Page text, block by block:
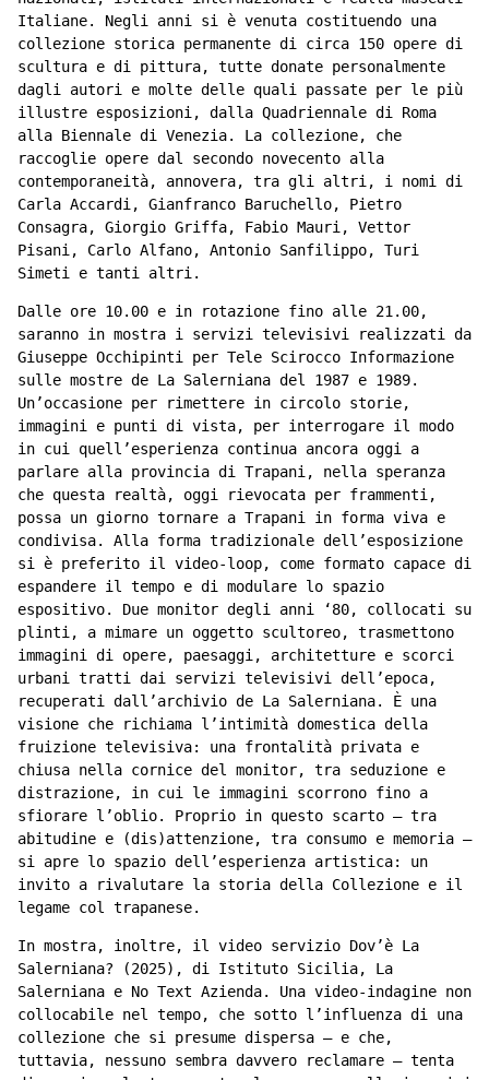
Italiane. Negli anni si è venuta costituendo una
collezione storica permanente di circa 150 opere di
scultura e di pittura, tutte donate personalmente
dagli autori e molte delle quali passate per le più
illustre esposizioni, dalla Quadriennale di Roma
alla Biennale di Venezia. La collezione, che
raccoglie opere dal secondo novecento alla
contemporaneità, annovera, tra gli altri, i nomi di
Carla Accardi, Gianfranco Baruchello, Pietro
Consagra, Giorgio Griffa, Fabio Mauri, Vettor
Pisani, Carlo Alfano, Antonio Sanfilippo, Turi
Simeti e tanti altri.
Dalle ore 10.00 e in rotazione fino alle 21.00,
saranno in mostra i servizi televisivi realizzati da
Giuseppe Occhipinti per Tele Scirocco Informazione
sulle mostre de La Salerniana del 1987 e 1989.
Un’occasione per rimettere in circolo storie,
immagini e punti di vista, per interrogare il modo
in cui quell’esperienza continua ancora oggi a
parlare alla provincia di Trapani, nella speranza
che questa realtà, oggi rievocata per frammenti,
possa un giorno tornare a Trapani in forma viva e
condivisa. Alla forma tradizionale dell’esposizione
si è preferito il video-loop, come formato capace di
espandere il tempo e di modulare lo spazio
espositivo. Due monitor degli anni ‘80, collocati su
plinti, a mimare un oggetto scultoreo, trasmettono
immagini di opere, paesaggi, architetture e scorci
urbani tratti dai servizi televisivi dell’epoca,
recuperati dall’archivio de La Salerniana. È una
visione che richiama l’intimità domestica della
fruizione televisiva: una frontalità privata e
chiusa nella cornice del monitor, tra seduzione e
distrazione, in cui le immagini scorrono fino a
sfiorare l’oblio. Proprio in questo scarto – tra
abitudine e (dis)attenzione, tra consumo e memoria –
si apre lo spazio dell’esperienza artistica: un
invito a rivalutare la storia della Collezione e il
legame col trapanese.
In mostra, inoltre, il video servizio Dov’è La
Salerniana? (2025), di Istituto Sicilia, La
Salerniana e No Text Azienda. Una video-indagine non
collocabile nel tempo, che sotto l’influenza di una
collezione che si presume dispersa – e che,
tuttavia, nessuno sembra davvero reclamare – tenta